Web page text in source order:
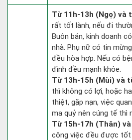
Từ 11h-13h (Ngọ) và
rất tốt lành, nếu đi
Buôn bán, kinh doanh
nhà. Phụ nữ có tin
đều hòa hợp. Nếu có
đình đều mạnh khỏe.
Từ 13h-15h (Mùi) và
thì không có lợi, hoặc
thiệt, gặp nạn, việc
ma quỷ nên cúng tế thì
Từ 15h-17h (Thân)
công việc đều được